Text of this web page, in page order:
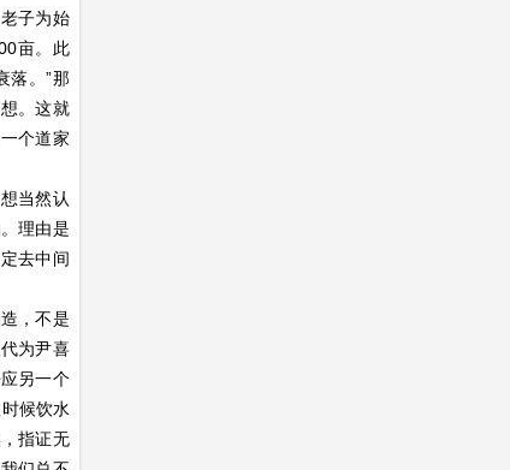
子为始
亩。此
落。”那
。这就
个道家
当然认
理由是
去中间
，不是
为尹喜
另一个
候饮水
指证无